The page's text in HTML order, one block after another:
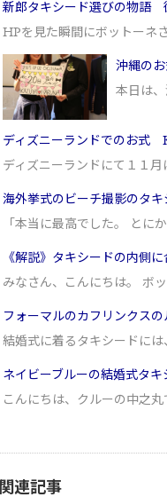
新郎タキシード選びの物語
HPを見た瞬間にボットーネ
沖縄の
本日は
ディズニーランドでのお式
ディズニーランドにて１１
海外挙式のビーチ撮影のタキ
「本当に最高でした。 とに
《解説》タキシードの内側
みなさん、こんにちは。 ボ
フォーマルのカフリンクスの
結婚式に着るタキシードに
ネイビーブルーの結婚式タキ
こんにちは、クルーの中之
関連記事